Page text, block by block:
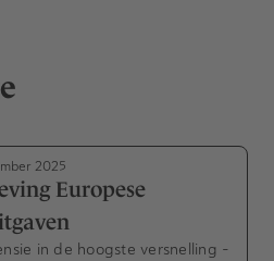
2025
Europese
in de hoogste versnelling –